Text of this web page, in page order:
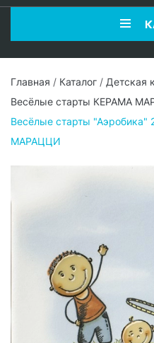
Главная / Каталог / Детская
Весёлые старты КЕРАМА
Весёлые старты
МАРАЦЦИ